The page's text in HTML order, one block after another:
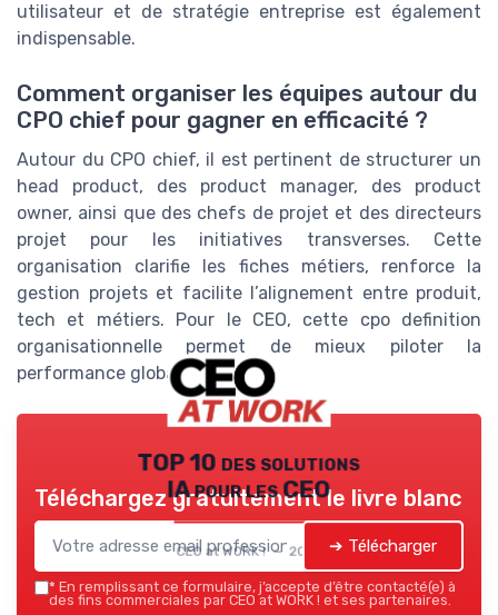
utilisateur et de stratégie entreprise est également
indispensable.
Comment organiser les équipes autour du
CPO chief pour gagner en efficacité ?
Autour du CPO chief, il est pertinent de structurer un
head product, des product manager, des product
owner, ainsi que des chefs de projet et des directeurs
projet pour les initiatives transverses. Cette
organisation clarifie les fiches métiers, renforce la
gestion projets et facilite l’alignement entre produit,
tech et métiers. Pour le CEO, cette cpo definition
organisationnelle permet de mieux piloter la
performance globale de l’entreprise.
TOP 10 des solutions
IA pour les CEO
CEO at WORK ! — 2026
Téléchargez gratuitement le livre blanc
➔ Télécharger
* En remplissant ce formulaire, j’accepte d’être contacté(e) à
des fins commerciales par CEO at WORK ! et ses partenaires.